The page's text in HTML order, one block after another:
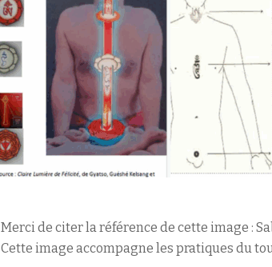
Merci de citer la référence de cette image :
Cette image accompagne les pratiques du